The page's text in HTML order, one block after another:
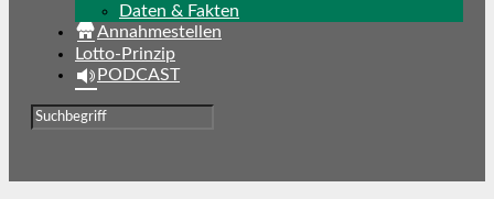
Daten & Fakten
Annahmestellen
Lotto-Prinzip
PODCAST